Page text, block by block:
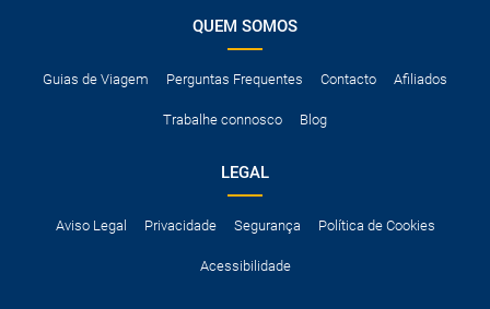
QUEM SOMOS
Guias de Viagem Perguntas Frequentes Contacto Afiliados
Trabalhe connosco Blog
LEGAL
Aviso Legal Privacidade Segurança Política de Cookies
Acessibilidade